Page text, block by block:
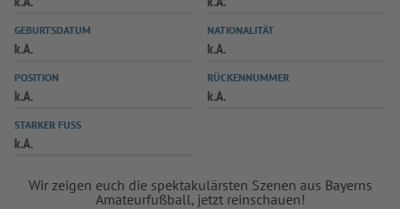
SPIELPLUS
GEBURTSDATUM
k.A.
NATIONALITÄT
k.A.
POSITION
k.A.
RÜCKENNUMMER
k.A.
STARKER FUSS
k.A.
Wir zeigen euch die spektakulärsten Szenen aus Bayerns
Amateurfußball, jetzt reinschauen!